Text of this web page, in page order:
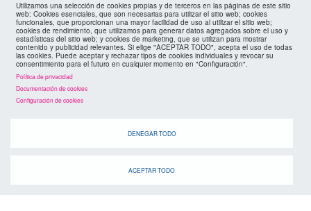
agenda
Utilizamos una selección de cookies propias y de terceros en las páginas de este sitio
web: Cookies esenciales, que son necesarias para utilizar el sitio web; cookies
funcionales, que proporcionan una mayor facilidad de uso al utilizar el sitio web;
cookies de rendimiento, que utilizamos para generar datos agregados sobre el uso y
estadísticas del sitio web; y cookies de marketing, que se utilizan para mostrar
contenido y publicidad relevantes. Si elige "ACEPTAR TODO", acepta el uso de todas
las cookies. Puede aceptar y rechazar tipos de cookies individuales y revocar su
consentimiento para el futuro en cualquier momento en "Configuración".
Política de privacidad
Documentación de cookies
Configuración de cookies
DENEGAR TODO
ACEPTAR TODO